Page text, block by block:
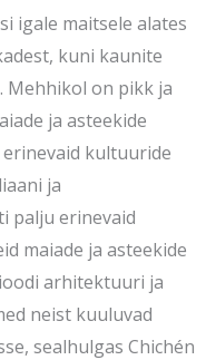
igale maitsele alates
kuni kaunite
Mehhikol on pikk ja
ja asteekide
kultuuride
ja
palju erinevaid
maiade ja asteekide
arhitektuuri ja
neist kuuluvad
sealhulgas Chichén